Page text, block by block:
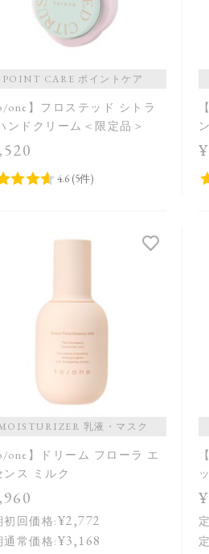
POINT CARE ポイントケア
one】フロステッド シトラ
ンドクリーム＜限定品＞
乳液・マスク
one】ドリーム フローラ エ
ンス ミルク
初回価格:¥2,772
通常価格:¥3,168